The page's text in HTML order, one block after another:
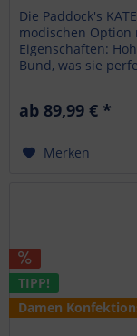
Die Paddock's
modischen
Eigenschaften:
Bund, was sie
ab 89,99 € *
Merken
TIPP!
Damen